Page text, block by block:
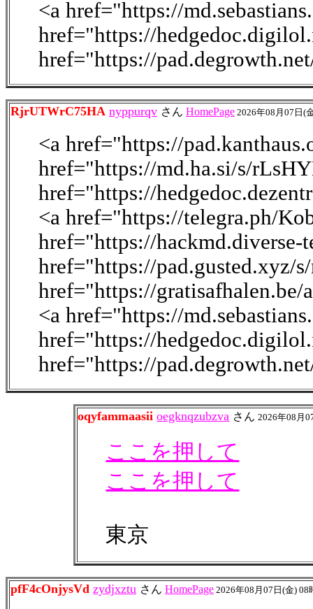
<a href="https://
href="https://
href="https://
RjrUTWrC75HA nyppurqv さん HomePage 2026年08月07日(
<a href="https://
href="https://md.ha.si/s/
href="https://
<a href="https://telegra.ph/
href="https://
href="https://pad.gusted.xyz/
href="https://
<a href="https://
href="https://
href="https://
oqyfammaasii oegknqzubzva さん2026年08月
ここを押して
ここを押して
東京
pfF4cOnjysVd zydjxztu さん HomePage 2026年08月07日(金) 08